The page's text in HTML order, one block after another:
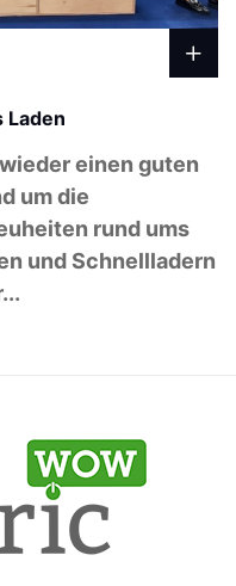
Laden
einen guten
um die
rund ums
und Schnellladern